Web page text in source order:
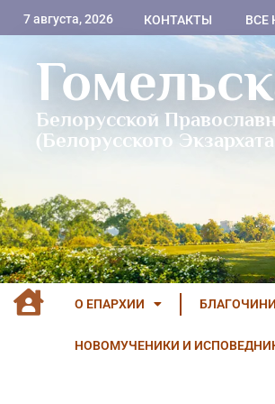
7 августа, 2026 КОНТАКТЫ ВСЕ
Белорусской
(Белорусского
О ЕПАРХИИ
НОВОМУЧЕНИКИ И